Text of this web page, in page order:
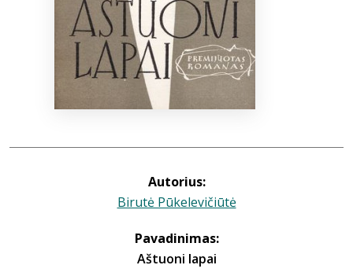
Autorius:
Birutė Pūkelevičiūtė
Pavadinimas:
Aštuoni lapai